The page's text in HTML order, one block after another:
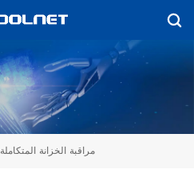
مراقبة الخزانة المتكاملة